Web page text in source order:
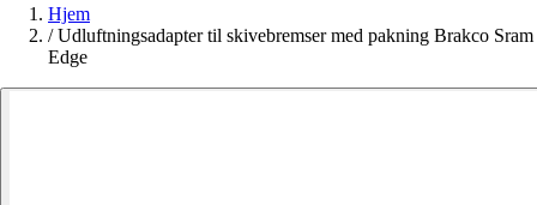
Hjem
/ Udluftningsadapter til skivebremser med pakning Brakco Sram
Edge